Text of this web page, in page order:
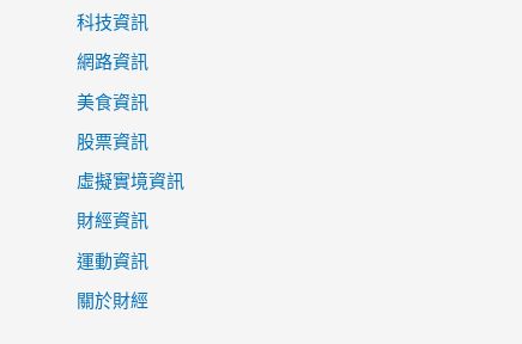
科技資訊
網路資訊
美食資訊
股票資訊
虛擬實境資訊
財經資訊
運動資訊
關於財經